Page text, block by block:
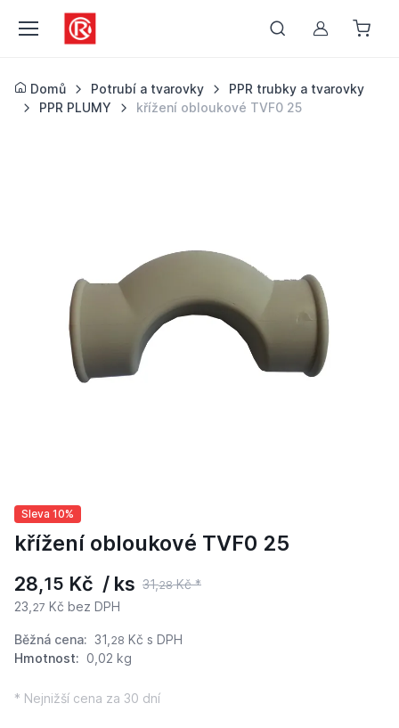
Můj účet
Domů Potrubí a tvarovky
PPR trubky a tvarovky
PPR PLUMY
křížení obloukové TVF0 25
Sleva 10%
křížení obloukové TVF0 25
28,15 Kč / ks 31,28Kč *
23, 27 Kč bez DPH
Běžná cena: 31, 28 Kč s DPH
Hmotnost: 0,02 kg
* Nejnižší cena za 30 dní